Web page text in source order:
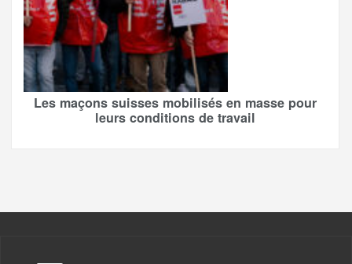
Les maçons suisses mobilisés en masse pour
leurs conditions de travail